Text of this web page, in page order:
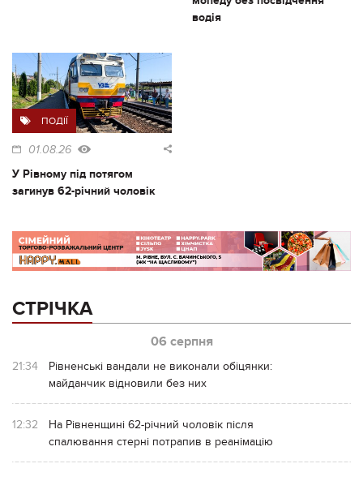
водія
ПОДІЇ
01.08.26
У Рівному під потягом
загинув 62-річний чоловік
СТРІЧКА
06 серпня
21:34
Рівненські вандали не виконали обіцянки:
майданчик відновили без них
12:32
На Рівненщині 62-річний чоловік після
спалювання стерні потрапив в реанімацію